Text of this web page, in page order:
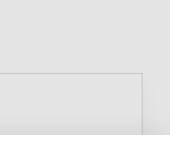
drie goed